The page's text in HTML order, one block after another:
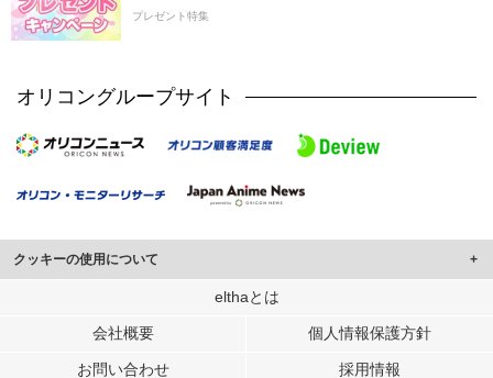
プレゼント特集
オリコングループサイト
クッキーの使用について
このサイトでは Cookie を使用して、ユーザーに合わせたコンテンツや広告の
行っています。
メディアや広告配信、データ解析の各パートナーに提供しています。
elthaとは
会社概要 個人情報保護方針
お問い合わせ 採用情報